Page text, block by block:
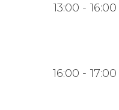
13:00 - 16:00
16:00 - 17:00